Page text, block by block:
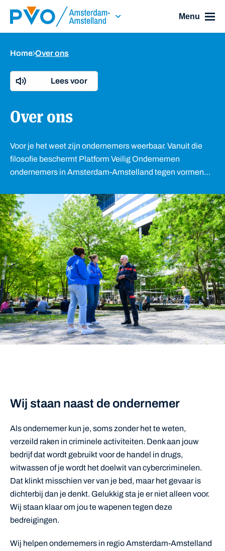
Skip Navigation or Skip to Content
Menu
Home Over ons
Lees voor
Over ons
Voor je het weet zijn ondernemers weerbaar. Vanuit die
filosofie beschermt Platform Veilig Ondernemen
ondernemers in Amsterdam-Amstelland tegen vormen
Wij staan naast de ondernemer
Als ondernemer kun je, soms zonder het te weten,
verzeild raken in criminele activiteiten. Denk aan jouw
bedrijf dat wordt gebruikt voor de handel in drugs,
witwassen of je wordt het doelwit van cybercriminelen.
Dat klinkt misschien ver van je bed, maar het gevaar is
dichterbij dan je denkt. Gelukkig sta je er niet alleen voor.
Wij staan klaar om jou te wapenen tegen deze
bedreigingen.
Wij helpen ondernemers in regio Amsterdam-Amstelland